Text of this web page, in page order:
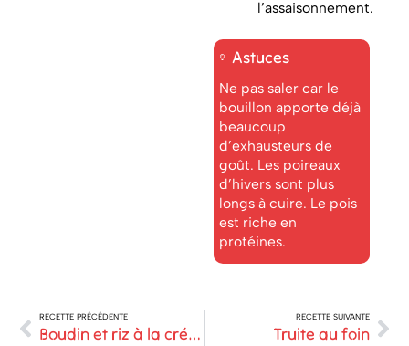
l’assaisonnement.
Astuces
Ne pas saler car le
bouillon apporte déjà
beaucoup
d’exhausteurs de
goût. Les poireaux
d’hivers sont plus
longs à cuire. Le pois
est riche en
protéines.
RECETTE PRÉCÉDENTE
Boudin et riz à la créole
RECETTE SUIVANTE
Truite au foin